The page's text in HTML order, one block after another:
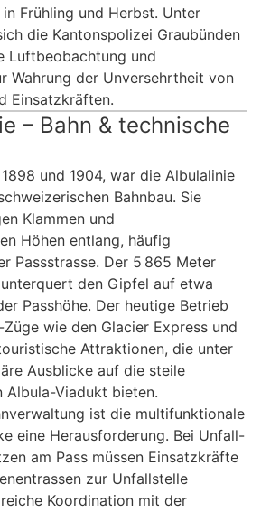
Frühling und Herbst. Unter
die Kantonspolizei Graubünden
Luftbeobachtung und
Wahrung der Unversehrtheit von
Einsatzkräften.
– Bahn & technische
und 1904, war die Albulalinie
Bahnbau. Sie
Klammen und
Höhen entlang, häufig
Passstrasse. Der 5 865 Meter
den Gipfel auf etwa
Passhöhe. Der heutige Betrieb
wie den Glacier Express und
Attraktionen, die unter
Ausblicke auf die steile
Albula-Viadukt bieten.
ist die multifunktionale
eine Herausforderung. Bei Unfall-
am Pass müssen Einsatzkräfte
zur Unfallstelle
Koordination mit der